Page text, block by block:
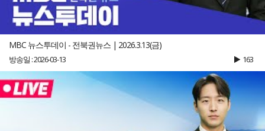
MBC 뉴스투데이 - 전북권뉴스 | 2026.3.13(금)
방송일 : 2026-03-13 163